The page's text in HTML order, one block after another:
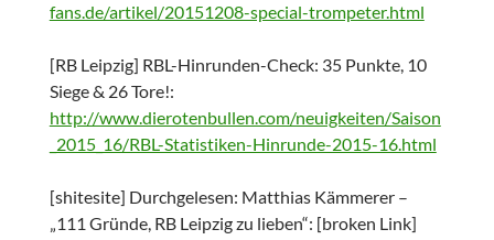
fans.de/artikel/20151208-special-trompeter.html
[RB Leipzig] RBL-Hinrunden-Check: 35 Punkte, 10
Siege & 26 Tore!:
http://www.dierotenbullen.com/neuigkeiten/Saison
_2015_16/RBL-Statistiken-Hinrunde-2015-16.html
[shitesite] Durchgelesen: Matthias Kämmerer –
„111 Gründe, RB Leipzig zu lieben“: [broken Link]